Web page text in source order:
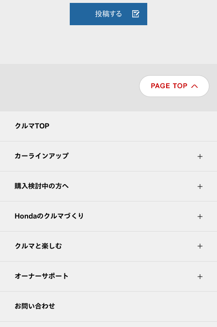
投稿する
クルマTOP
カーラインアップ
購入検討中の方へ
Hondaのクルマづくり
クルマと楽しむ
オーナーサポート
お問い合わせ